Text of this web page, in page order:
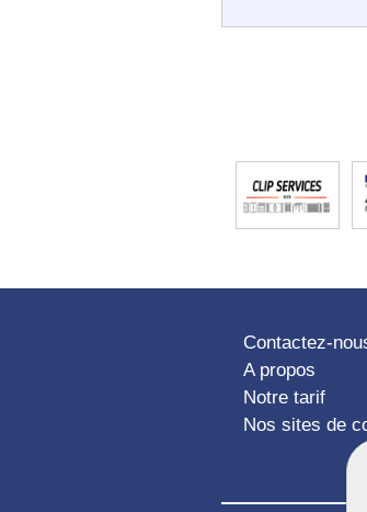
Contactez-
A propos
Notre tarif
Nos sites de